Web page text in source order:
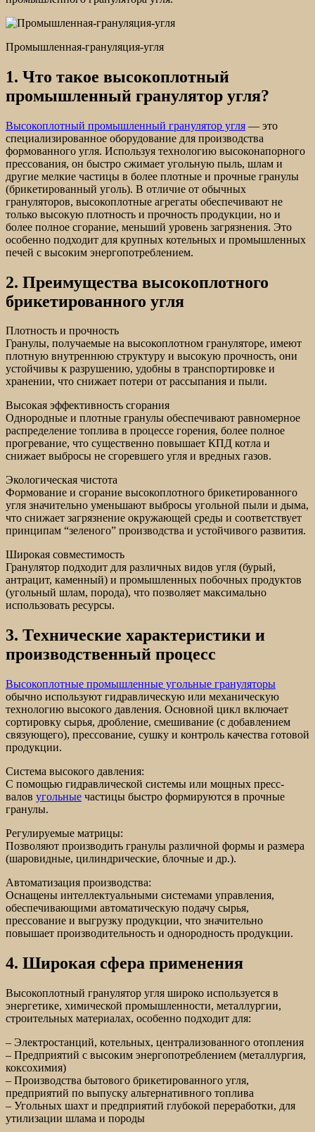
Промышленная-грануляция-угля
1. Что такое высокоплотный
промышленный гранулятор угля?
Высокоплотный промышленный гранулятор угля — это
специализированное оборудование для производства
формованного угля. Используя технологию высоконапорного
прессования, он быстро сжимает угольную пыль, шлам и
другие мелкие частицы в более плотные и прочные гранулы
(брикетированный уголь). В отличие от обычных
грануляторов, высокоплотные агрегаты обеспечивают не
только высокую плотность и прочность продукции, но и
более полное сгорание, меньший уровень загрязнения. Это
особенно подходит для крупных котельных и промышленных
печей с высоким энергопотреблением.
2. Преимущества высокоплотного
брикетированного угля
Плотность и прочность
Гранулы, получаемые на высокоплотном грануляторе, имеют
плотную внутреннюю структуру и высокую прочность, они
устойчивы к разрушению, удобны в транспортировке и
хранении, что снижает потери от рассыпания и пыли.
Высокая эффективность сгорания
Однородные и плотные гранулы обеспечивают равномерное
распределение топлива в процессе горения, более полное
прогревание, что существенно повышает КПД котла и
снижает выбросы не сгоревшего угля и вредных газов.
Экологическая чистота
Формование и сгорание высокоплотного брикетированного
угля значительно уменьшают выбросы угольной пыли и дыма,
что снижает загрязнение окружающей среды и соответствует
принципам “зеленого” производства и устойчивого развития.
Широкая совместимость
Гранулятор подходит для различных видов угля (бурый,
антрацит, каменный) и промышленных побочных продуктов
(угольный шлам, порода), что позволяет максимально
использовать ресурсы.
3. Технические характеристики и
производственный процесс
Высокоплотные промышленные угольные грануляторы
обычно используют гидравлическую или механическую
технологию высокого давления. Основной цикл включает
сортировку сырья, дробление, смешивание (с добавлением
связующего), прессование, сушку и контроль качества готовой
продукции.
Система высокого давления:
С помощью гидравлической системы или мощных пресс-
валов угольные частицы быстро формируются в прочные
гранулы.
Регулируемые матрицы:
Позволяют производить гранулы различной формы и размера
(шаровидные, цилиндрические, блочные и др.).
Автоматизация производства:
Оснащены интеллектуальными системами управления,
обеспечивающими автоматическую подачу сырья,
прессование и выгрузку продукции, что значительно
повышает производительность и однородность продукции.
4. Широкая сфера применения
Высокоплотный гранулятор угля широко используется в
энергетике, химической промышленности, металлургии,
строительных материалах, особенно подходит для:
– Электростанций, котельных, централизованного отопления
– Предприятий с высоким энергопотреблением (металлургия,
коксохимия)
– Производства бытового брикетированного угля,
предприятий по выпуску альтернативного топлива
– Угольных шахт и предприятий глубокой переработки, для
утилизации шлама и породы